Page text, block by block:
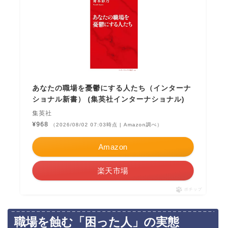
あなたの職場を憂鬱にする人たち（インターナ
ショナル新書） (集英社インターナショナル)
集英社
¥968
（2026/08/02 07:03時点 | Amazon調べ）
Amazon
楽天市場
ポチップ
職場を蝕む「困った人」の実態